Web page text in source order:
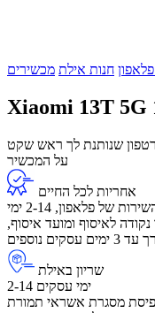
חנות אילת מכשירים
Xiaomi 13T 5G
שנותנת לך ראש שקט
על המכשיר
אחריות לכל החיים
אפשרות לשריון מוצר זה באילת בכל מרכזי השירות של פלאפון, 2-14 ימי
לאיסוף ומועד איסוף,
שריון באילת
2-14 ימי עסקים
תשלומים ללא תפיסת מסגרת אשראי תמורת